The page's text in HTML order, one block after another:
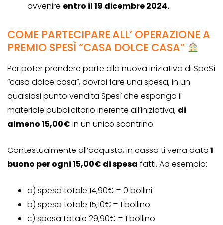
avvenire entro il 19 dicembre 2024.
COME PARTECIPARE ALL’ OPERAZIONE A
PREMIO SPESÌ “CASA DOLCE CASA”
Per poter prendere parte alla nuova iniziativa di SpeSì
“casa dolce casa”, dovrai fare una spesa, in un
qualsiasi punto vendita Spesì che esponga il
materiale pubblicitario inerente all’iniziativa, di
almeno 15,00€ in un unico scontrino.
Contestualmente all’acquisto, in cassa ti verra dato1
buono per ogni 15,00€ di spesa fatti. Ad esempio:
a) spesa totale 14,90€ = 0 bollini
b) spesa totale 15,10€ = 1 bollino
c) spesa totale 29,90€ = 1 bollino